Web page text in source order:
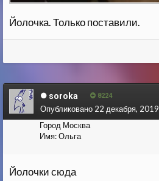
Йолочка. Только поставили.
soroka 8224
Город Москва
Имя:Ольга
Опубликовано 22 декабря, 2019
Йолочки сюда